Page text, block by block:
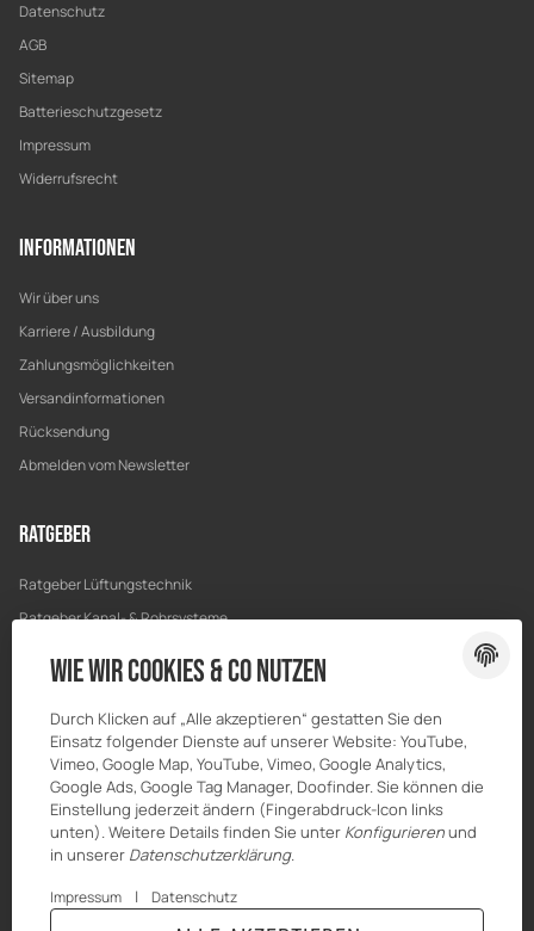
Datenschutz
AGB
Sitemap
Batterieschutzgesetz
Impressum
Widerrufsrecht
Informationen
Wir über uns
Karriere / Ausbildung
Zahlungsmöglichkeiten
Versandinformationen
Rücksendung
Abmelden vom Newsletter
Ratgeber
Ratgeber Lüftungstechnik
Ratgeber Kanal- & Rohrsysteme
Ratgeber Bau & Trockenbau
Wie wir Cookies & Co nutzen
Durch Klicken auf „Alle akzeptieren“ gestatten Sie den
Einsatz folgender Dienste auf unserer Website: YouTube,
Vimeo, Google Map, YouTube, Vimeo, Google Analytics,
Google Ads, Google Tag Manager, Doofinder. Sie können die
Einstellung jederzeit ändern (Fingerabdruck-Icon links
unten). Weitere Details finden Sie unter Konfigurierenund
in unserer Datenschutzerklärung.
Impressum | Datenschutz